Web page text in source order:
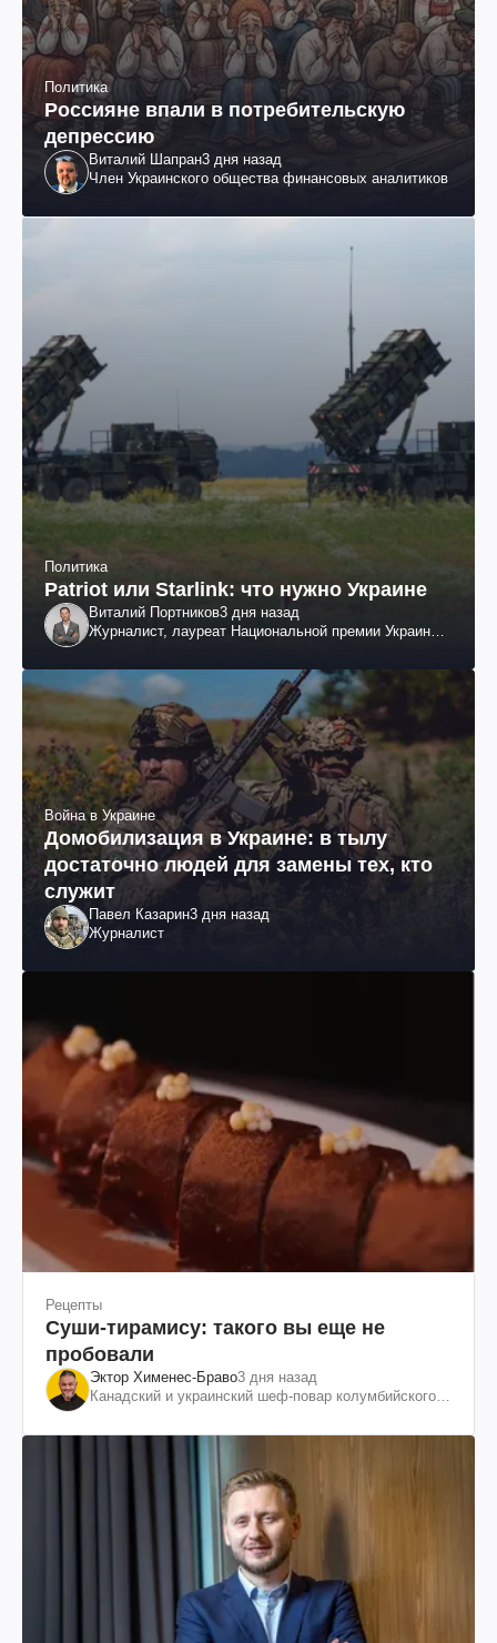
Политика
Россияне впали в потребительскую
депрессию
Виталий Шапран3 дня назад
Член Украинского общества финансовых аналитиков
Политика
Patriot или Starlink: что нужно Украине
Виталий Портников3 дня назад
Журналист, лауреат Национальной премии Украины
Война в Украине
Домобилизация в Украине: в тылу
достаточно людей для замены тех, кто
служит
Павел Казарин3 дня назад
Журналист
Рецепты
Суши-тирамису: такого вы еще не
пробовали
Эктор Хименес-Браво3 дня назад
Канадский и украинский шеф-повар колумбийского